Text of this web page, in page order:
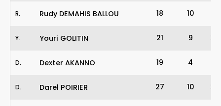
Rudy DEMAHIS BALLOU
R. 18 10
Youri GOLITIN
Y. 21 9 3
Dexter AKANNO
D. 19 4
Darel POIRIER
D. 27 10 3